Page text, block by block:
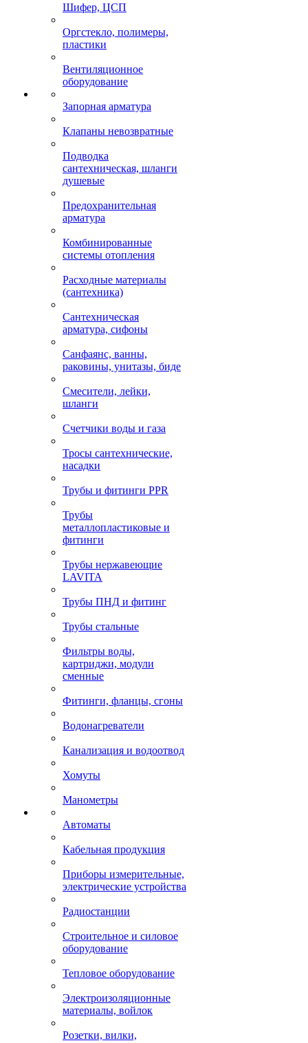
Шифер, ЦСП
Оргстекло, полимеры,
пластики
Вентиляционное
оборудование
Запорная арматура
Клапаны невозвратные
Подводка
сантехническая, шланги
душевые
Предохранительная
арматура
Комбинированные
системы отопления
Расходные материалы
(сантехника)
Сантехническая
арматура, сифоны
Санфаянс, ванны,
раковины, унитазы, биде
Смесители, лейки,
шланги
Счетчики воды и газа
Тросы сантехнические,
насадки
Трубы и фитинги PPR
Трубы
металлопластиковые и
фитинги
Трубы нержавеющие
LAVITA
Трубы ПНД и фитинг
Трубы стальные
Фильтры воды,
картриджи, модули
сменные
Фитинги, фланцы, сгоны
Водонагреватели
Канализация и водоотвод
Хомуты
Манометры
Автоматы
Кабельная продукция
Приборы измерительные,
электрические устройства
Радиостанции
Строительное и силовое
оборудование
Тепловое оборудование
Электроизоляционные
материалы, войлок
Розетки, вилки,